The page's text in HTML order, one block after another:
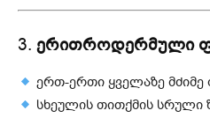
3. ერითროდერმული
ერთ-ერთი ყველაზე
სხეულის თითქმის სრული